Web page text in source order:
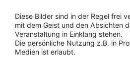
Diese Bilder sind in der Regel frei
mit dem Geist und den Absichten
Veranstaltung in Einklang stehen.
Die persönliche Nutzung z.B. in
Medien ist erlaubt.